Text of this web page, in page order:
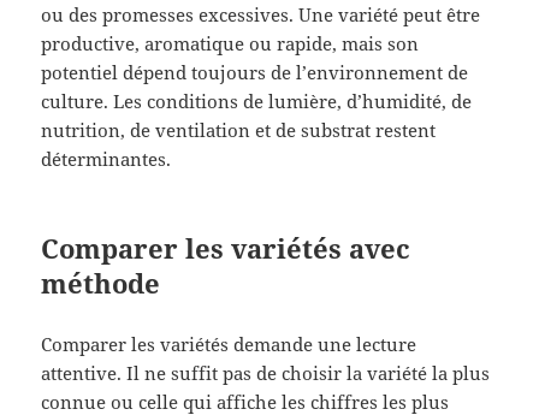
ou des promesses excessives. Une variété peut être
productive, aromatique ou rapide, mais son
potentiel dépend toujours de l’environnement de
culture. Les conditions de lumière, d’humidité, de
nutrition, de ventilation et de substrat restent
déterminantes.
Comparer les variétés avec
méthode
Comparer les variétés demande une lecture
attentive. Il ne suffit pas de choisir la variété la plus
connue ou celle qui affiche les chiffres les plus